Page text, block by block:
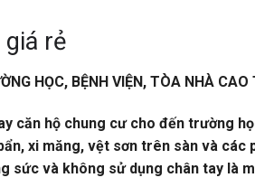
rẻ
HỌC, BỆNH VIỆN, TÒA NHÀ CAO
căn hộ chung cư cho đến trường
xi măng, vệt sơn trên sàn và
sức và không sử dụng chân tay là